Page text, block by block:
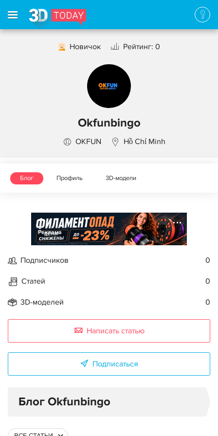
Новичок Рейтинг: 0
Okfunbingo
OKFUN Hồ Chí Minh
Блог Профиль 3D-модели
Реклама
Подписчиков 0
Статей 0
3D-моделей 0
Написать статью
Подписаться
Блог Okfunbingo